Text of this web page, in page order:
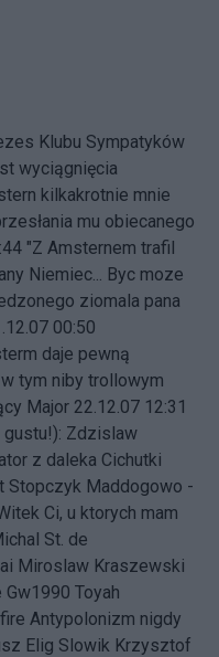
Klubu Sympatyków
wyciągnięcia
kilkakrotnie mnie
mu obiecanego
"Z Amsternem trafil
Niemiec... Byc moze
ziomala pana
00:50
daje pewną
tym niby trollowym
Major 22.12.07 12:31
gustu!): Zdzislaw
z daleka Cichutki
Stopczyk Maddogowo -
Ci, u ktorych mam
St. de
Miroslaw Kraszewski
Toyah
Antypolonizm nigdy
Elig Slowik Krzysztof